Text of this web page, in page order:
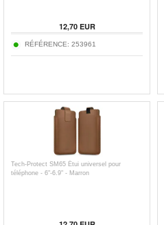
12,70EUR
RÉFÉRENCE: 253961
Tech-Protect SM65 Étui universel pour
téléphone - 6"-6.9" - Marron